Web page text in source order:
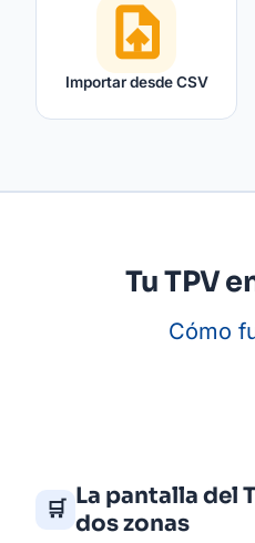
upload_file
Importar desde CSV
Tu TPV
Cómo
🛒 La pantalla del
dos zonas